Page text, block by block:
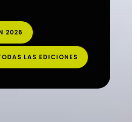
2026
LAS EDICIONES